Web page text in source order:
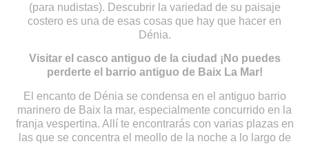
(para nudistas). Descubrir la variedad de su paisaje
costero es una de esas cosas que hay que hacer en
Dénia.
Visitar el casco antiguo de la ciudad ¡No puedes
perderte el barrio antiguo de Baix La Mar!
El encanto de Dénia se condensa en el antiguo barrio
marinero de Baix la mar, especialmente concurrido en la
franja vespertina. Allí te encontrarás con varias plazas en
las que se concentra el meollo de la noche a lo largo de